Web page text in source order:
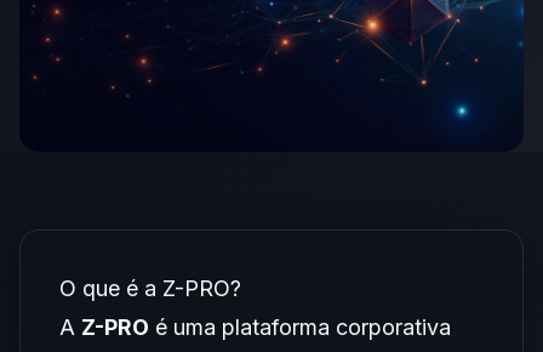
O que é a Z-PRO?
A Z-PRO é uma plataforma corporativa